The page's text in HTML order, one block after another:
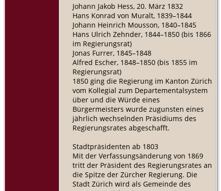
Johann Jakob Hess, 20. März 1832
Hans Konrad von Muralt, 1839–1844
Johann Heinrich Mousson, 1840–1845
Hans Ulrich Zehnder, 1844–1850 (bis 1866
im Regierungsrat)
Jonas Furrer, 1845–1848
Alfred Escher, 1848–1850 (bis 1855 im
Regierungsrat)
1850 ging die Regierung im Kanton Zürich
vom Kollegial zum Departementalsystem
über und die Würde eines
Bürgermeisters wurde zugunsten eines
jährlich wechselnden Präsidiums des
Regierungsrates abgeschafft.
Stadtpräsidenten ab 1803
Mit der Verfassungsänderung von 1869
tritt der Präsident des Regierungsrates an
die Spitze der Zürcher Regierung. Die
Stadt Zürich wird als Gemeinde des